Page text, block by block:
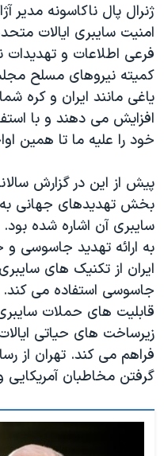
چهل سال گروگان‌گیری
قانون شفافیت دارائی کادر
اعتراضات مردمی آبان ۹۸
اسرائیل در جنگ
نرگس محمدی برنده جایزه
صفحه‌های ویژه
سفر پرزیدنت ترامپ به چین
ژنرال پال ناکاسونه مدیر
امنیت سایبری ایالات
فرعی اطلاعات و تهدیدات
کمیته نیروهای مسلح
یاغی مانند ایران و کره
افزایش می دهند و با
خود را علیه ما تا همین
پیش از این در گزارش
بخش تهدیدهای جهانی
سایبری آن اشاره شده
به ارائه تهدید جاسوسی
ایران از تکنیک های
جاسوسی استفاده می کند.
قابلیت های حملات
زیرساخت های حیاتی
فراهم می کند. تهران از
گرفتن مخاطبان